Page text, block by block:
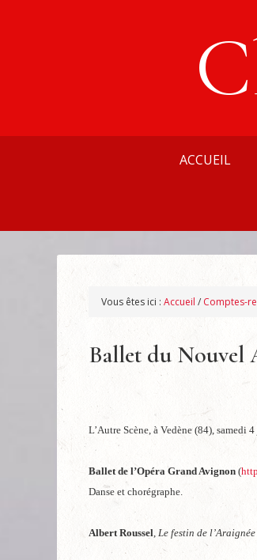
ACCUEIL
Vous êtes ici : Accueil / Comptes-
Ballet du Nouvel
L’Autre Scène, à Vedène (84),
Ballet de l’Opéra Grand Avignon (
Danse et chorégraphe.
Albert Roussel, Le festin de l’Araignée